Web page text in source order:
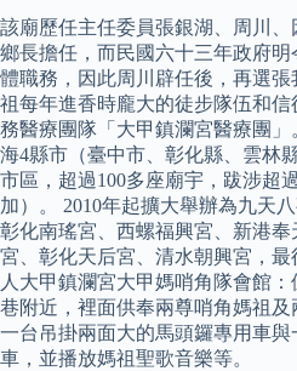
該廟歷任主任委員張銀湖、周川
鄉長擔任，而民國六十三年政府
體職務，因此周川辟任後，再選
祖每年進香時龐大的徒步隊伍和
務醫療團隊「大甲鎮瀾宮醫療團
海4縣市（臺中市、彰化縣、雲林
市區，超過100多座廟宇，跋涉超
加）。 2010年起擴大舉辦為九天
彰化南瑤宮、西螺福興宮、新港
宮、彰化天后宮、清水朝興宮，
人大甲鎮瀾宮大甲媽哨角隊會館
巷附近，裡面供奉兩尊哨角媽祖
一台吊掛兩面大的馬頭鑼專用車
車，並播放媽祖聖歌音樂等。